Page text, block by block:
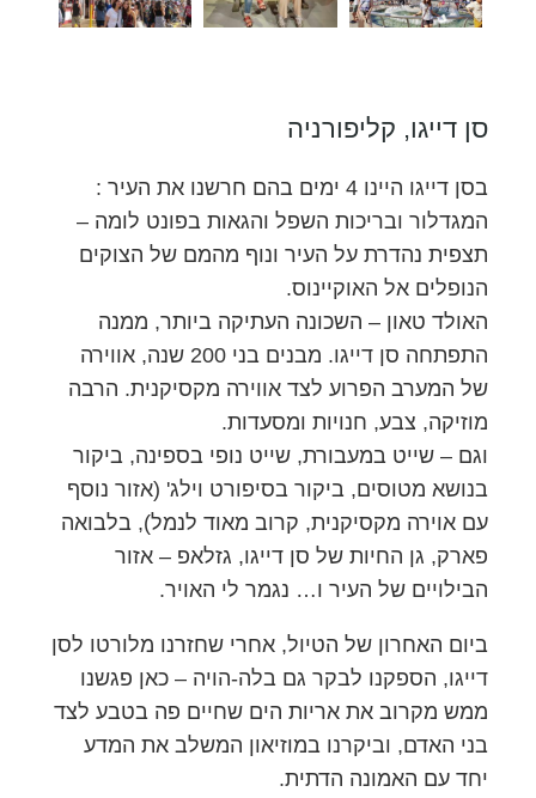
סן דייגו, קליפורניה
בסן דייגו היינו 4 ימים בהם חרשנו את העיר :
המגדלור ובריכות השפל והגאות בפונט לומה –
תצפית נהדרת על העיר ונוף מהמם של הצוקים
הנופלים אל האוקיינוס.
האולד טאון – השכונה העתיקה ביותר, ממנה
התפתחה סן דייגו. מבנים בני 200 שנה, אווירה
של המערב הפרוע לצד אווירה מקסיקנית. הרבה
מוזיקה, צבע, חנויות ומסעדות.
וגם – שייט במעבורת, שייט נופי בספינה, ביקור
בנושא מטוסים, ביקור בסיפורט וילג' (אזור נוסף
עם אוירה מקסיקנית, קרוב מאוד לנמל), בלבואה
פארק, גן החיות של סן דייגו, גזלאפ – אזור
הבילויים של העיר ו… נגמר לי האויר.
ביום האחרון של הטיול, אחרי שחזרנו מלורטו לסן
דייגו, הספקנו לבקר גם בלה-הויה – כאן פגשנו
ממש מקרוב את אריות הים שחיים פה בטבע לצד
בני האדם, וביקרנו במוזיאון המשלב את המדע
יחד עם האמונה הדתית.